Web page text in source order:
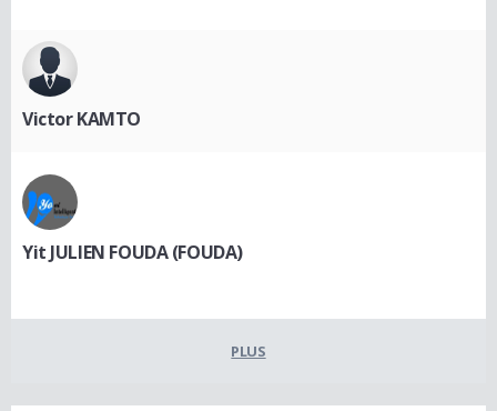
Victor KAMTO
Yit JULIEN FOUDA (FOUDA)
PLUS